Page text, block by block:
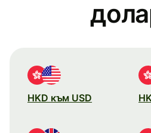
HKD към USD